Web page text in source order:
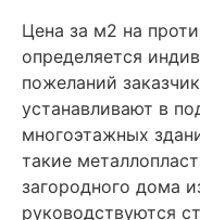
Цена за м2 на
определяется
пожеланий
устанавливают в
многоэтажных
такие
загородного дома
руководствуются